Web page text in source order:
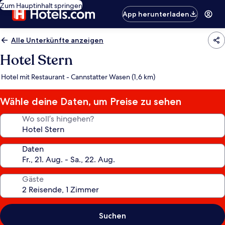
Zum Hauptinhalt springen
App herunterladen
Alle Unterkünfte anzeigen
Hotel Stern
Hotel mit Restaurant - Cannstatter Wasen (1,6 km)
Wähle deine Daten, um Preise zu sehen
Wo soll’s hingehen?
Daten
Gäste
Suchen